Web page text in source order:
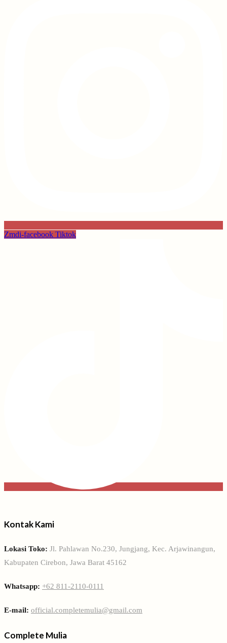
Zmdi-facebook Tiktok
Kontak Kami
Lokasi Toko: Jl. Pahlawan No.230, Jungjang, Kec. Arjawinangun,
Kabupaten Cirebon, Jawa Barat 45162
Whatsapp: +62 811-2110-0111
E-mail: official.completemulia@gmail.com
Complete Mulia